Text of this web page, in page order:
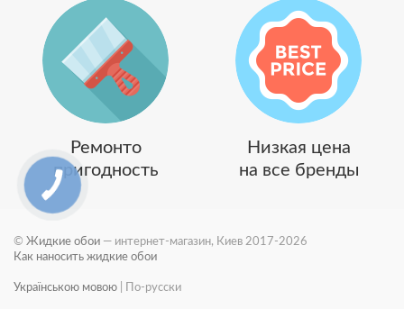
Ремонто
пригодность
Низкая цена
на все бренды
© Жидкие обои — интернет-магазин, Киев 2017-2026
Как наносить жидкие обои
Українською мовою По-русски